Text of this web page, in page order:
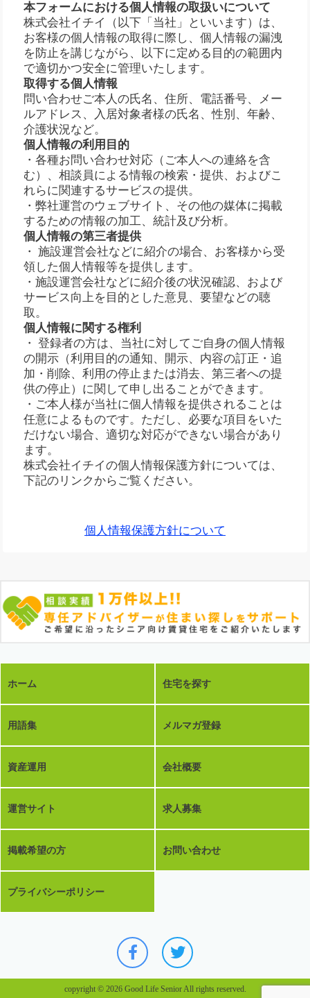
本フォームにおける個人情報の取扱いについて
株式会社イチイ（以下「当社」といいます）は、
お客様の個人情報の取得に際し、個人情報の漏洩
を防止を講じながら、以下に定める目的の範囲内
で適切かつ安全に管理いたします。
取得する個人情報
問い合わせご本人の氏名、住所、電話番号、メー
ルアドレス、入居対象者様の氏名、性別、年齢、
介護状況など。
個人情報の利用目的
・各種お問い合わせ対応（ご本人への連絡を含
む）、相談員による情報の検索・提供、およびこ
れらに関連するサービスの提供。
・弊社運営のウェブサイト、その他の媒体に掲載
するための情報の加工、統計及び分析。
個人情報の第三者提供
・ 施設運営会社などに紹介の場合、お客様から受
領した個人情報等を提供します。
・施設運営会社などに紹介後の状況確認、および
サービス向上を目的とした意見、要望などの聴
取。
個人情報に関する権利
・ 登録者の方は、当社に対してご自身の個人情報
の開示（利用目的の通知、開示、内容の訂正・追
加・削除、利用の停止または消去、第三者への提
供の停止）に関して申し出ることができます。
・ご本人様が当社に個人情報を提供されることは
任意によるものです。ただし、必要な項目をいた
だけない場合、適切な対応ができない場合があり
ます。
株式会社イチイの個人情報保護方針については、
下記のリンクからご覧ください。
個人情報保護方針について
ホーム 住宅を探す
用語集 メルマガ登録
資産運用 会社概要
運営サイト 求人募集
掲載希望の方 お問い合わせ
プライバシーポリシー
copyright © 2026 Good Life Senior All rights reserved.